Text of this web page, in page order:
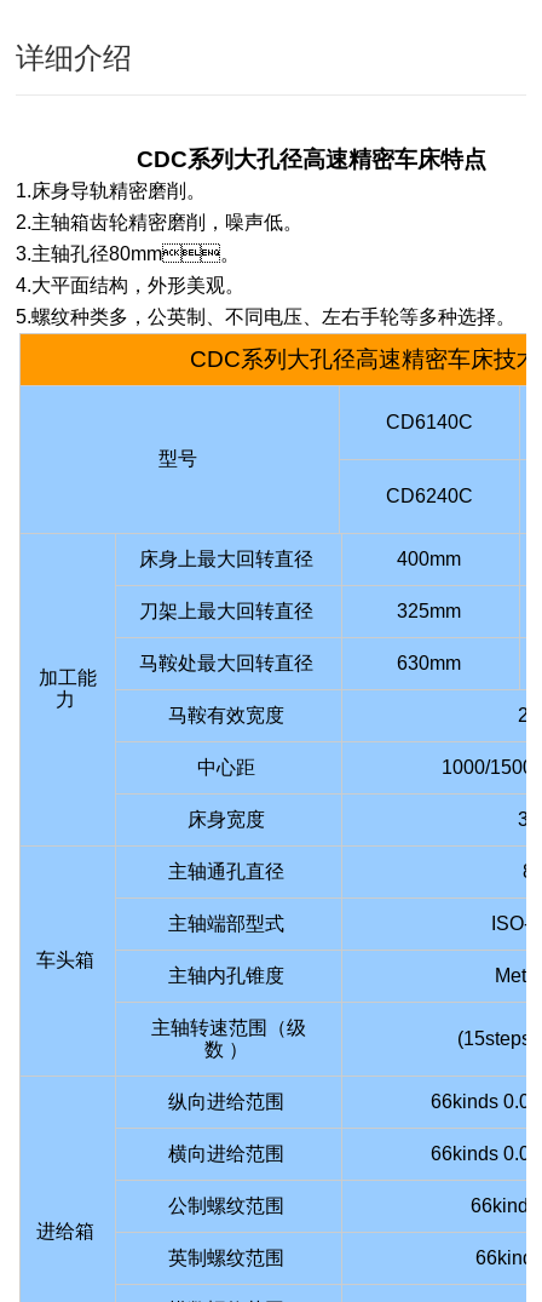
详细介绍
CDC系列大孔径高速精密车床特点
1.床身导轨精密磨削。
2.主轴箱齿轮精密磨削，噪声低。
3.主轴孔径80mm。
4.大平面结构，外形美观。
5.螺纹种类多，公英制、不同电压、左右手轮等多种选择。
CDC系列 大孔径高速精密车床技
型号
CD6140C
CD6240C
加工能
力
床身上最大回转直径 400mm
刀架上最大回转直径 325mm
马鞍处最大回转直径 630mm
马鞍有效宽度
中心距 1000/1500
床身宽度
车头箱
主轴通孔直径
主轴端部型式 ISO-
主轴内孔锥度
主轴转速范围（级
数 ）
进给箱
纵向进给范围 66kinds
横向进给范围 66kinds
公制螺纹范围
英制螺纹范围